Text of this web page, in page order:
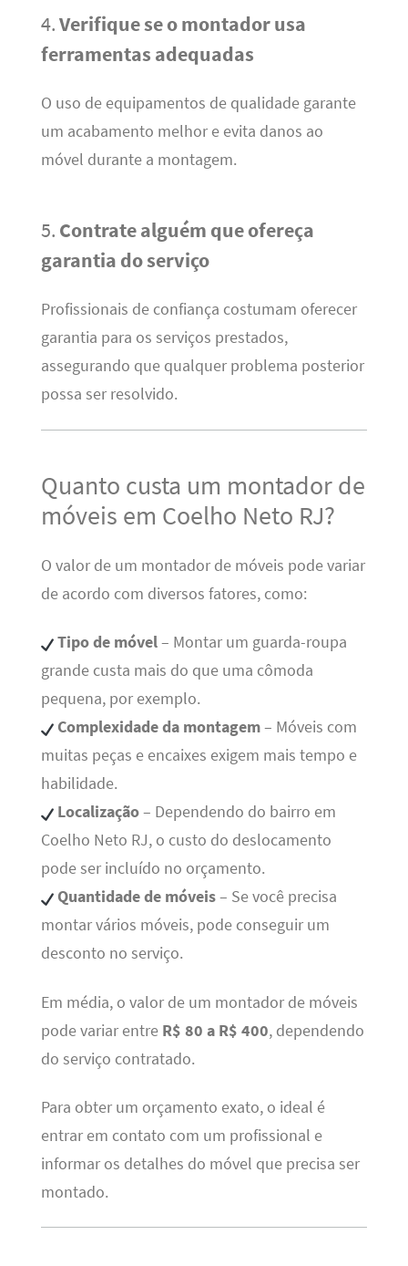
4.Verifique se o montador usa
ferramentas adequadas
O uso de equipamentos de qualidade garante
um acabamento melhor e evita danos ao
móvel durante a montagem.
5. Contrate alguém que ofereça
garantia do serviço
Profissionais de confiança costumam oferecer
garantia para os serviços prestados,
assegurando que qualquer problema posterior
possa ser resolvido.
Quanto custa um montador de
móveis em Coelho Neto RJ?
O valor de um montador de móveis pode variar
de acordo com diversos fatores, como:
Tipo de móvel– Montar um guarda-roupa
grande custa mais do que uma cômoda
pequena, por exemplo.
Complexidade da montagem– Móveis com
muitas peças e encaixes exigem mais tempo e
habilidade.
Localização– Dependendo do bairro em
Coelho Neto RJ, o custo do deslocamento
pode ser incluído no orçamento.
Quantidade de móveis– Se você precisa
montar vários móveis, pode conseguir um
desconto no serviço.
Em média, o valor de um montador de móveis
pode variar entre R$ 80 a R$ 400, dependendo
do serviço contratado.
Para obter um orçamento exato, o ideal é
entrar em contato com um profissional e
informar os detalhes do móvel que precisa ser
montado.